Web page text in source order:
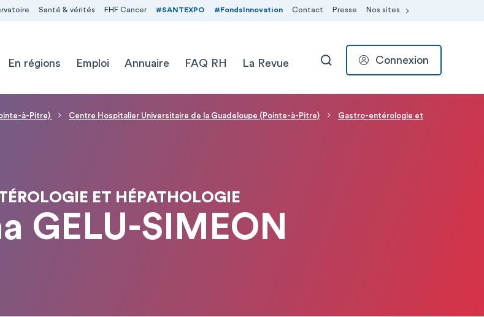
Santé & vérités FHF Cancer #SANTEXPO #FondsInnovation Contact Presse Nos sites
En régions Emploi Annuaire FAQ RH La Revue RECHERCHER
Connexion
à-Pitre) Centre Hospitalier Universitaire de la Guadeloupe (Pointe-à-Pitre)
Gastro-entérologie et
ET HÉPATHOLOGIE
GELU-SIMEON